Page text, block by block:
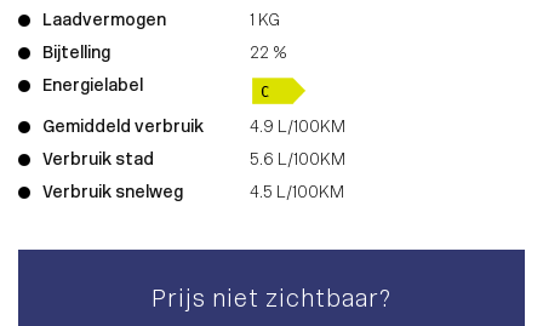
Laadvermogen
1 KG
Bijtelling
22 %
Energielabel
Gemiddeld verbruik
4.9 L/100KM
Verbruik stad
5.6 L/100KM
Verbruik snelweg
4.5 L/100KM
Prijs niet zichtbaar?